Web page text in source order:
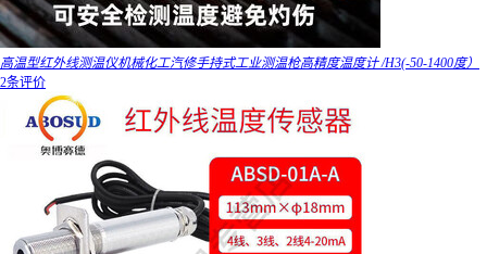
高温型红外线测温仪机械化工汽修手持式工业测温枪高精度温度计 /H3(-50-1400度）
2条评价